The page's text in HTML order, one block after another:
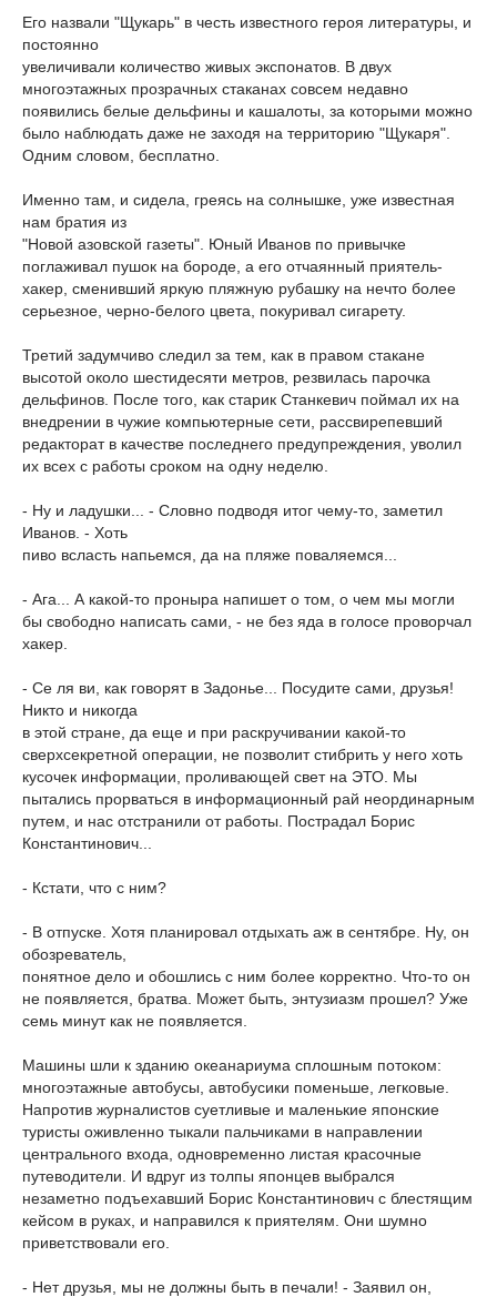
Его назвали "Щукарь" в честь известного героя литературы, и
постоянно
увеличивали количество живых экспонатов. В двух
многоэтажных прозрачных стаканах совсем недавно
появились белые дельфины и кашалоты, за которыми можно
было наблюдать даже не заходя на территорию "Щукаря".
Одним словом, бесплатно.
Именно там, и сидела, греясь на солнышке, уже известная
нам братия из
"Новой азовской газеты". Юный Иванов по привычке
поглаживал пушок на бороде, а его отчаянный приятель-
хакер, сменивший яркую пляжную рубашку на нечто более
серьезное, черно-белого цвета, покуривал сигарету.
Третий задумчиво следил за тем, как в правом стакане
высотой около шестидесяти метров, резвилась парочка
дельфинов. После того, как старик Станкевич поймал их на
внедрении в чужие компьютерные сети, рассвирепевший
редакторат в качестве последнего предупреждения, уволил
их всех с работы сроком на одну неделю.
- Ну и ладушки... - Словно подводя итог чему-то, заметил
Иванов. - Хоть
пиво всласть напьемся, да на пляже поваляемся...
- Ага... А какой-то проныра напишет о том, о чем мы могли
бы свободно написать сами, - не без яда в голосе проворчал
хакер.
- Се ля ви, как говорят в Задонье... Посудите сами, друзья!
Никто и никогда
в этой стране, да еще и при раскручивании какой-то
сверхсекретной операции, не позволит стибрить у него хоть
кусочек информации, проливающей свет на ЭТО. Мы
пытались прорваться в информационный рай неординарным
путем, и нас отстранили от работы. Пострадал Борис
Константинович...
- Кстати, что с ним?
- В отпуске. Хотя планировал отдыхать аж в сентябре. Ну, он
обозреватель,
понятное дело и обошлись с ним более корректно. Что-то он
не появляется, братва. Может быть, энтузиазм прошел? Уже
семь минут как не появляется.
Машины шли к зданию океанариума сплошным потоком:
многоэтажные автобусы, автобусики поменьше, легковые.
Напротив журналистов суетливые и маленькие японские
туристы оживленно тыкали пальчиками в направлении
центрального входа, одновременно листая красочные
путеводители. И вдруг из толпы японцев выбрался
незаметно подъехавший Борис Константинович с блестящим
кейсом в руках, и направился к приятелям. Они шумно
приветствовали его.
- Нет друзья, мы не должны быть в печали! - Заявил он,